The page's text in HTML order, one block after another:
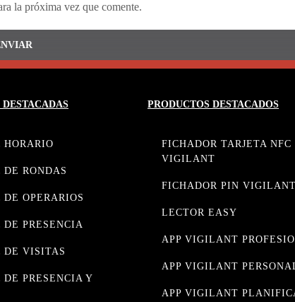
la próxima vez que comente.
HORARIO
DE RONDAS
DE OPERARIOS
DE PRESENCIA
DE VISITAS
DE PRESENCIA Y
PRODUCTOS DESTACADOS
FICHADOR TARJETA NFC
VIGILANT
FICHADOR PIN VIGILANT
LECTOR EASY
APP VIGILANT
APP VIGILANT
APP VIGILANT